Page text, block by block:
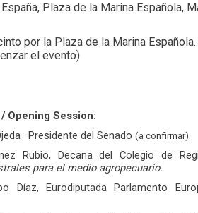
Plaza de la Marina Española,
por la Plaza de la Marina
el evento)
Opening Session:
· Presidente del Senado (a confirmar).
Rubio, Decana del Colegio de
para el medio agropecuario.
Díaz, Eurodiputada Parlamento